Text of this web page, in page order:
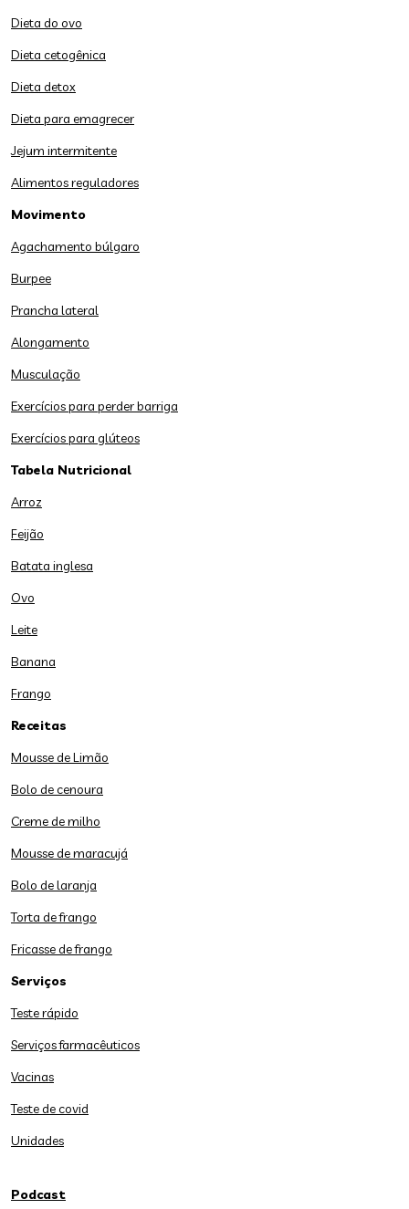
Dieta do ovo
Dieta cetogênica
Dieta detox
Dieta para emagrecer
Jejum intermitente
Alimentos reguladores
Movimento
Agachamento búlgaro
Burpee
Prancha lateral
Alongamento
Musculação
Exercícios para perder barriga
Exercícios para glúteos
Tabela Nutricional
Arroz
Feijão
Batata inglesa
Ovo
Leite
Banana
Frango
Receitas
Mousse de Limão
Bolo de cenoura
Creme de milho
Mousse de maracujá
Bolo de laranja
Torta de frango
Fricasse de frango
Serviços
Teste rápido
Serviços farmacêuticos
Vacinas
Teste de covid
Unidades
Podcast